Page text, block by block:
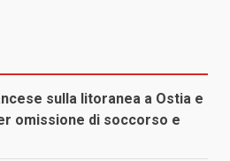
sulla litoranea a Ostia e
omissione di soccorso e